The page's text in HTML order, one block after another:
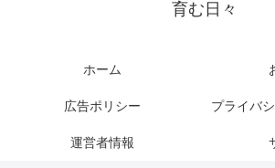
育む日々
ホーム
広告ポリシー プライバ
運営者情報